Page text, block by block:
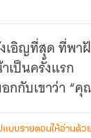
เอิญที่สุด ที่พา
เป็นครั้งแรก
กกับเขาว่า “
แบบรายตอนให้อ่านด้ว